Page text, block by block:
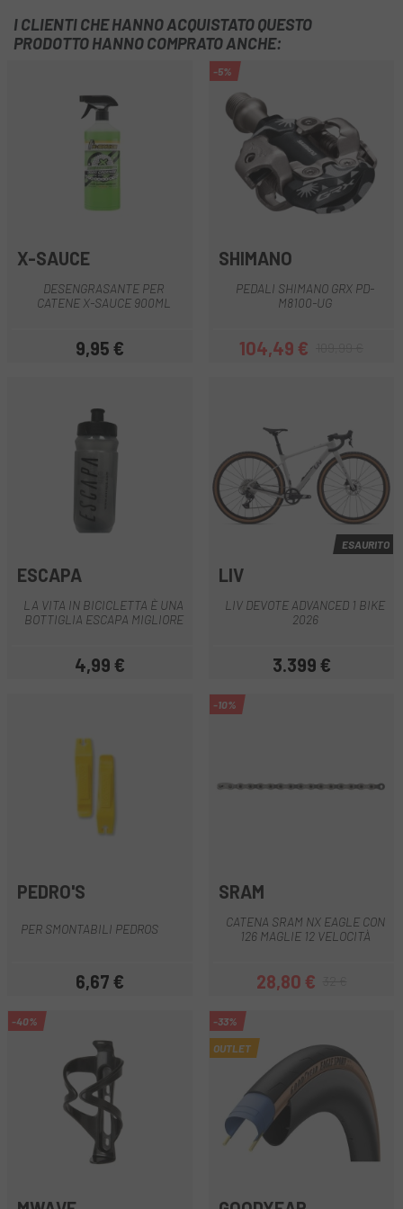
I CLIENTI CHE HANNO ACQUISTATO QUESTO
PRODOTTO HANNO COMPRATO ANCHE:
X-SAUCE
DESENGRASANTE PER
CATENE X-SAUCE 900ML
Prezzo
9,95 €
-5%
SHIMANO
PEDALI SHIMANO GRX PD-
M8100-UG
Prezzo
104,49 €Prezzo base
ESCAPA
LA VITA IN BICICLETTA È UNA
BOTTIGLIA ESCAPA MIGLIORE
Prezzo
4,99 €
ESAURITO
LIV
LIV DEVOTE ADVANCED 1 BIKE
2026
Prezzo
3.399 €
PEDRO'S
PER SMONTABILI PEDROS
Prezzo
6,67 €
-10%
SRAM
CATENA SRAM NX EAGLE CON
126 MAGLIE 12 VELOCITÀ
Prezzo
28,80 €Prezzo base
-40% -33%
OUTLET